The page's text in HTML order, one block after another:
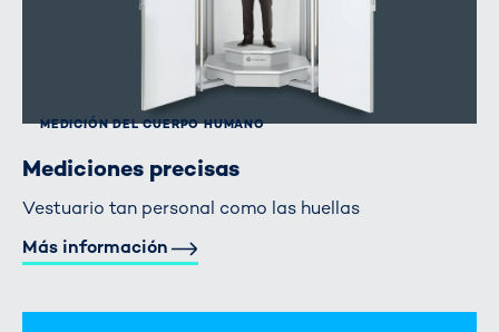
MEDICIÓN DEL CUERPO HUMANO
Mediciones precisas
Vestuario tan personal como las huellas
Más información